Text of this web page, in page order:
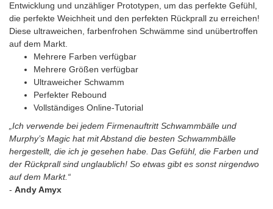
Entwicklung und unzähliger Prototypen, um das perfekte Gefühl,
die perfekte Weichheit und den perfekten Rückprall zu erreichen!
Diese ultraweichen, farbenfrohen Schwämme sind unübertroffen
auf dem Markt.
Mehrere Farben verfügbar
Mehrere Größen verfügbar
Ultraweicher Schwamm
Perfekter Rebound
Vollständiges Online-Tutorial
„Ich verwende bei jedem Firmenauftritt Schwammbälle und
Murphy’s Magic hat mit Abstand die besten Schwammbälle
hergestellt, die ich je gesehen habe. Das Gefühl, die Farben und
der Rückprall sind unglaublich! So etwas gibt es sonst nirgendwo
auf dem Markt.“
- Andy Amyx